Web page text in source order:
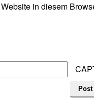
in diesem